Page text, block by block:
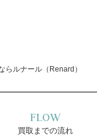
らルナール（Renard）
FLOW
買取までの流れ